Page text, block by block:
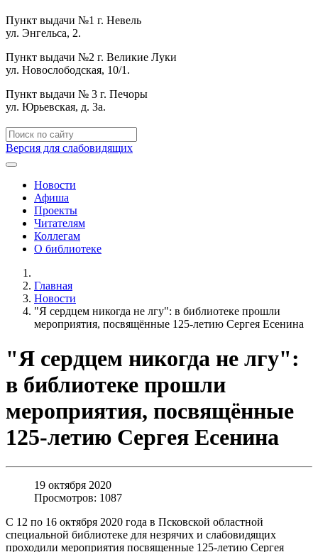
Пункт выдачи №1 г. Невель
ул. Энгельса, 2.
Пункт выдачи №2 г. Великие Луки
ул. Новослободская, 10/1.
Пункт выдачи № 3 г. Печоры
ул. Юрьевская, д. 3а.
Версия для слабовидящих
Новости
Афиша
Проекты
Читателям
Коллегам
О библиотеке
Главная
Новости
"Я сердцем никогда не лгу": в библиотеке прошли
мероприятия, посвящённые 125-летию Сергея Есенина
"Я сердцем никогда не лгу":
в библиотеке прошли
мероприятия, посвящённые
125-летию Сергея Есенина
19 октября 2020
Просмотров: 1087
С 12 по 16 октября 2020 года в Псковской областной
специальной библиотеке для незрячих и слабовидящих
проходили мероприятия посвященные 125-летию Сергея